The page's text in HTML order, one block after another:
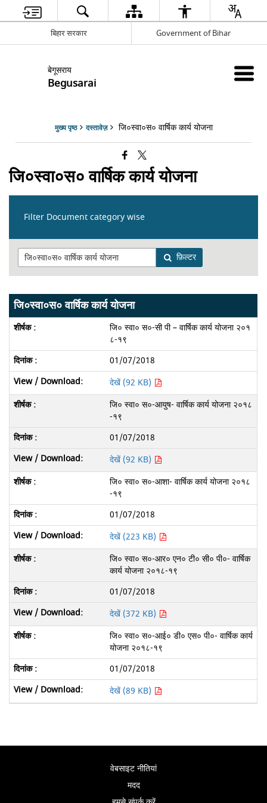
बिहार सरकार Government of Bihar
बेगूसराय
Begusarai
मुख्य पृष्ठ दस्तावेज़ जि०स्वा०स० वार्षिक कार्य योजना
जि०स्वा०स० वार्षिक कार्य योजना
Filter Document category wise
फ़िल्टर
जि०स्वा०स० वार्षिक कार्य योजना
जि० स्वा० स०-सी पी – वार्षिक कार्य योजना २०१
८-१९
01/07/2018
देखें (92 KB)
जि० स्वा० स०-आयुष- वार्षिक कार्य योजना २०१८
-१९
01/07/2018
देखें (92 KB)
जि० स्वा० स०-आशा- वार्षिक कार्य योजना २०१८
-१९
01/07/2018
देखें (223 KB)
जि० स्वा० स०-आर० एन० टी० सी० पी०- वार्षिक
कार्य योजना २०१८-१९
01/07/2018
देखें (372 KB)
जि० स्वा० स०-आई० डी० एस० पी०- वार्षिक कार्य
योजना २०१८-१९
01/07/2018
देखें (89 KB)
वेबसाइट नीतियां
मदद